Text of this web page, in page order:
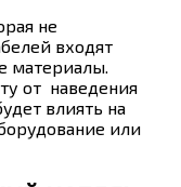
не
входят
материалы.
от наведения
влиять на
или